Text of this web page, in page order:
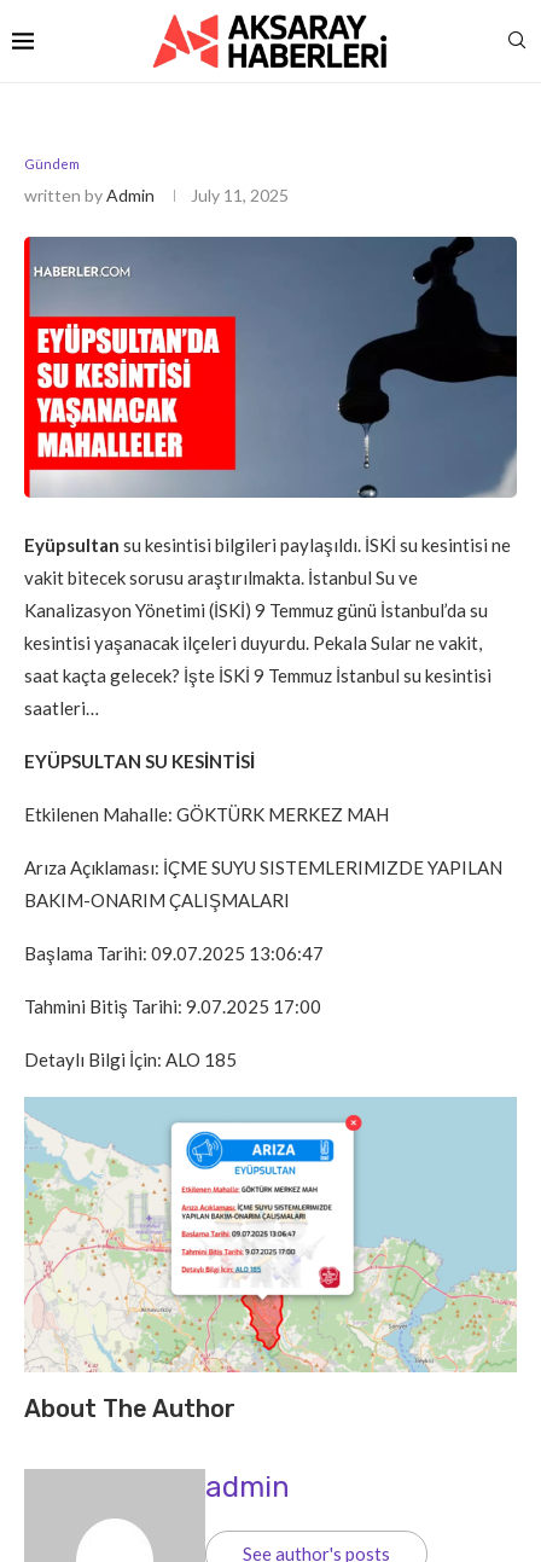
Gündem
written byAdmin July 11, 2025
Eyüpsultan su kesintisi bilgileri paylaşıldı. İSKİ su kesintisi ne
vakit bitecek sorusu araştırılmakta. İstanbul Su ve
Kanalizasyon Yönetimi (İSKİ) 9 Temmuz günü İstanbul’da su
kesintisi yaşanacak ilçeleri duyurdu. Pekala Sular ne vakit,
saat kaçta gelecek? İşte İSKİ 9 Temmuz İstanbul su kesintisi
saatleri…
EYÜPSULTAN SU KESİNTİSİ
Etkilenen Mahalle: GÖKTÜRK MERKEZ MAH
Arıza Açıklaması: İÇME SUYU SISTEMLERIMIZDE YAPILAN
BAKIM-ONARIM ÇALIŞMALARI
Başlama Tarihi: 09.07.2025 13:06:47
Tahmini Bitiş Tarihi: 9.07.2025 17:00
Detaylı Bilgi İçin: ALO 185
About The Author
admin
See author's posts